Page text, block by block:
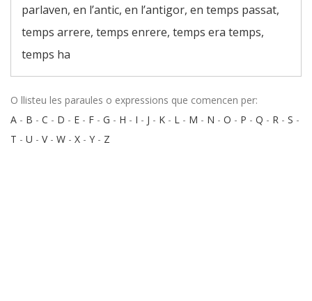
parlaven, en l’antic, en l’antigor, en temps passat,
temps arrere, temps enrere, temps era temps,
temps ha
O llisteu les paraules o expressions que comencen per:
A - B - C - D - E - F - G - H - I - J - K - L - M - N - O - P - Q - R - S -
T - U - V- W - X - Y - Z